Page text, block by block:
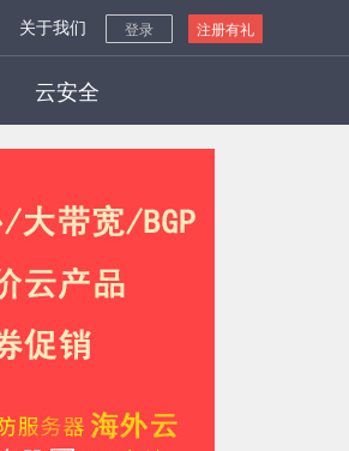
关于我们 登录 注册有礼
云安全